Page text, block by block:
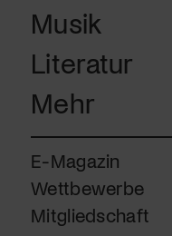
Musik
Literatur
Mehr
E-Magazin
Wettbewerbe
Mitgliedschaft